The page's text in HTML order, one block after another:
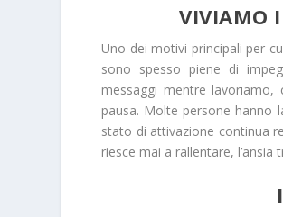
VIVIAMO
Uno dei motivi principali per
sono spesso piene di
messaggi mentre
pausa. Molte persone hanno
stato di attivazione continua
riesce mai a rallentare, l’ansia